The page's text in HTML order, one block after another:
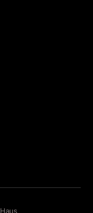
Haus